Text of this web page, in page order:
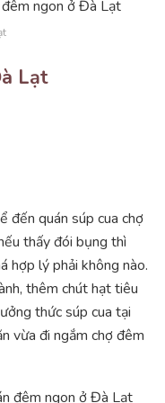
Lạt
đến quán súp cua chợ
thấy đói bụng thì
hợp lý phải không nào.
thêm chút hạt tiêu
thức súp cua tại
vừa đi ngắm chợ đêm